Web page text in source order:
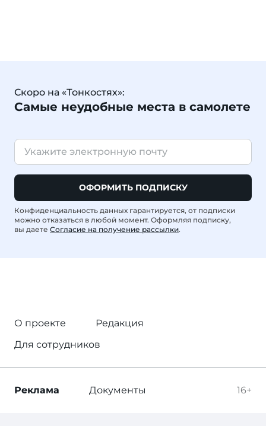
Скоро на «Тонкостях»:
Самые неудобные места в самолете
ОФОРМИТЬ ПОДПИСКУ
Конфиденциальность данных гарантируется, от подписки
можно отказаться в любой момент. Оформляя подписку,
вы даете Согласие на получение рассылки.
О проекте
Редакция
Для сотрудников
16+
Реклама Документы